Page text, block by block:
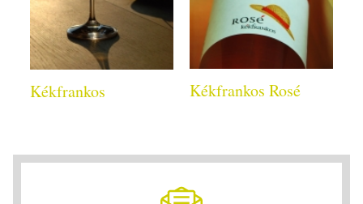
Kékfrankos Kékfrankos Rosé